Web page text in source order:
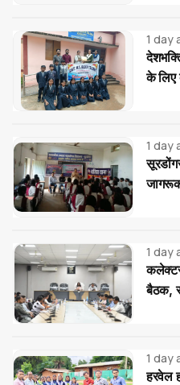
1 day
के लिए
1 day
1 day
कलेक्टर
बैठक,
1 day
हरवेल